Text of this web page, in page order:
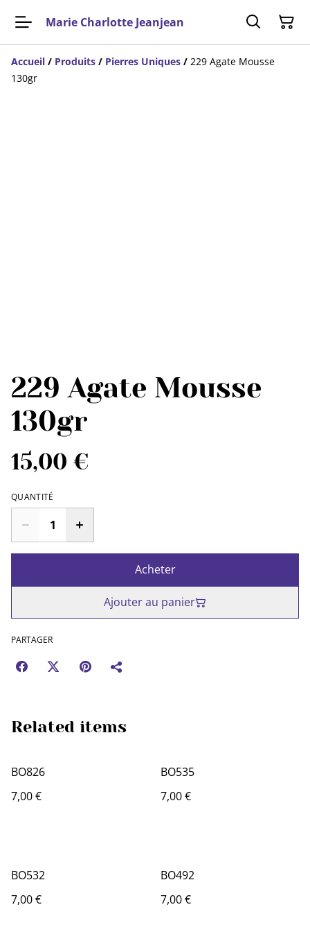
Marie Charlotte Jeanjean
Accueil / Produits / Pierres Uniques / 229 Agate Mousse
130gr
229 Agate Mousse
130gr
15,00 €
QUANTITÉ
Acheter
Ajouter au panier
PARTAGER
Related items
BO826
7,00 €
BO535
7,00 €
BO532
7,00 €
BO492
7,00 €